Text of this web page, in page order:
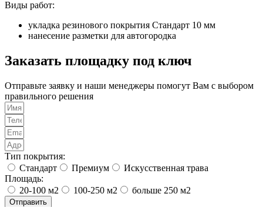
Виды работ:
укладка резинового покрытия Стандарт 10 мм
нанесение разметки для автогородка
Заказать площадку под ключ
Отправьте заявку и наши менеджеры помогут Вам с выбором
правильного решения
Тип покрытия:
Стандарт
Премиум
Искусственная трава
Площадь:
20-100 м2
100-250 м2 больше 250 м2
Отправить